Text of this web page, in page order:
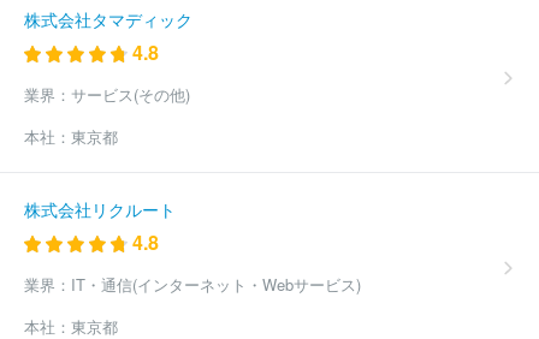
株式会社タマディック
4.8
業界： サービス(その他)
本社： 東京都
株式会社リクルート
4.8
業界： IT・通信(インターネット・Webサービス)
本社： 東京都